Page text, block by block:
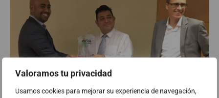
Valoramos tu privacidad
Usamos cookies para mejorar su experiencia de navegación,